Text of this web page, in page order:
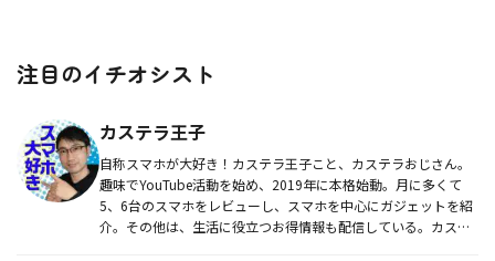
注目のイチオシスト
カステラ王子
自称スマホが大好き！カステラ王子こと、カステラおじさん。
趣味でYouTube活動を始め、2019年に本格始動。月に多くて
5、6台のスマホをレビューし、スマホを中心にガジェットを紹
介。その他は、生活に役立つお得情報も配信している。カステ